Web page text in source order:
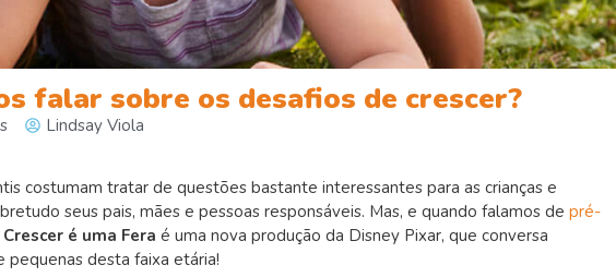
falar sobre os desafios de crescer?
Lindsay Viola
costumam tratar de questões bastante interessantes para as crianças e
seus pais, mães e pessoas responsáveis. Mas, e quando falamos de pré-
Crescer é uma Fera é uma nova produção da Disney Pixar, que conversa
desta faixa etária!